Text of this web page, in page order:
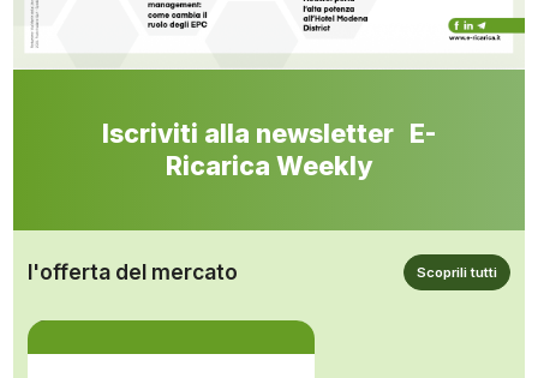
Iscriviti alla newsletter E-
Ricarica Weekly
l'offerta del mercato Scoprili tutti